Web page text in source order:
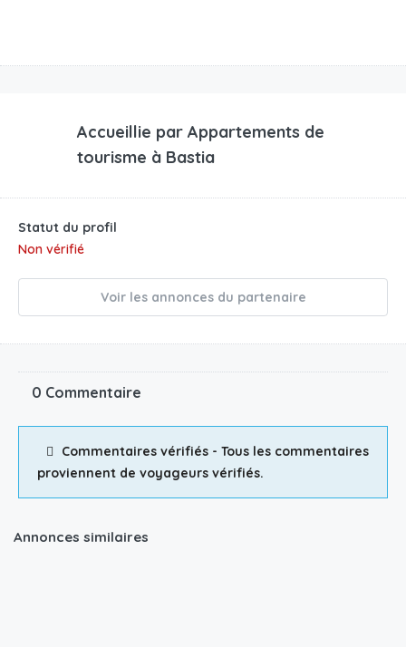
Accueillie par Appartements de
tourisme à Bastia
Statut du profil
Non vérifié
Voir les annonces du partenaire
0 Commentaire
Commentaires vérifiés - Tous les commentaires
proviennent de voyageurs vérifiés.
Annonces similaires